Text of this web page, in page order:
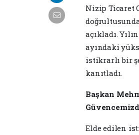
Nizip Ticaret
açıkladı.
ayındaki
istikrarlı bir
kanıtladı.
Başkan
Elde edilen